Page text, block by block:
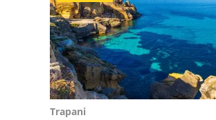
Trapani